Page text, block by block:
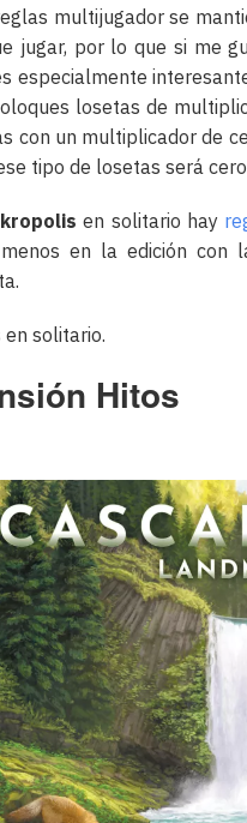
multijugador se
jugar, por lo que si me
especialmente
losetas de
con un multiplicador de
tipo de losetas será
en solitario hay
en la edición con
solitario.
Hitos